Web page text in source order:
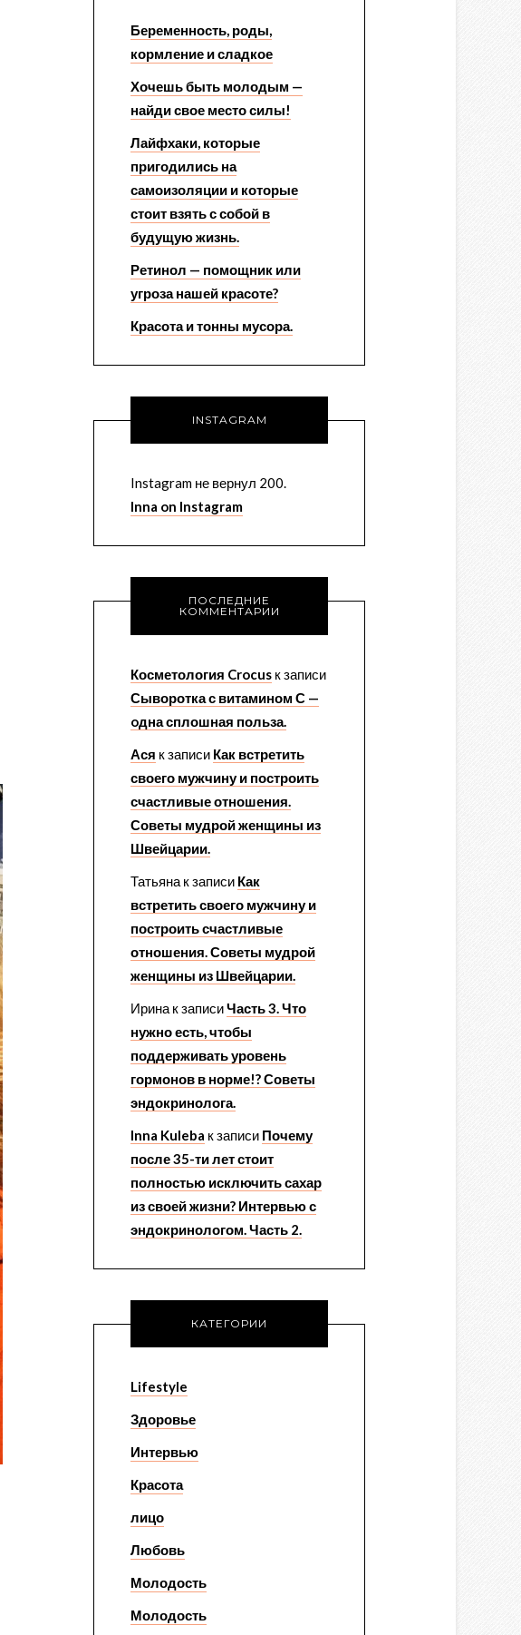
Беременность, роды,
кормление и сладкое
Хочешь быть молодым —
найди свое место силы!
Лайфхаки, которые
пригодились на
самоизоляции и которые
стоит взять с собой в
будущую жизнь.
Ретинол — помощник или
угроза нашей красоте?
Красота и тонны мусора.
INSTAGRAM
Instagram не вернул 200.
Inna on Instagram
ПОСЛЕДНИЕ
КОММЕНТАРИИ
Косметология Crocus к записи
Сыворотка с витамином С —
oдна сплошная польза.
Ася к записи Как встретить
своего мужчину и построить
счастливые отношения.
Советы мудрой женщины из
Швейцарии.
Татьяна к записи Как
встретить своего мужчину и
построить счастливые
отношения. Советы мудрой
женщины из Швейцарии.
Ирина к записиЧасть 3. Что
нужно есть, чтобы
поддерживать уровень
гормонов в норме!? Советы
эндокринолога.
Inna Kuleba к записи Почему
после 35-ти лет стоит
полностью исключить сахар
из своей жизни? Интервью с
эндокринологом. Часть 2.
КАТЕГОРИИ
Lifestyle
Здоровье
Интервью
Красота
лицо
Любовь
Молодость
Молодость